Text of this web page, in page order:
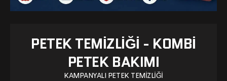
PETEK TEMIZLIĞI - KOMBI
PETEK BAKIMI
KAMPANYALI PETEK TEMIZLIĞI